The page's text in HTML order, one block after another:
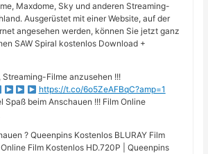
Maxdome, Sky und anderen Streaming-
Ausgerüstet mit einer Website, auf der
angesehen werden, können Sie jetzt ganz
SAW Spiral kostenlos Download +
Filme anzusehen !!!
https://t.co/6o5ZeAFBqC?amp=1
Spaß beim Anschauen !!! Film Online
? Queenpins Kostenlos BLURAY Film
Film Kostenlos HD.720P | Queenpins